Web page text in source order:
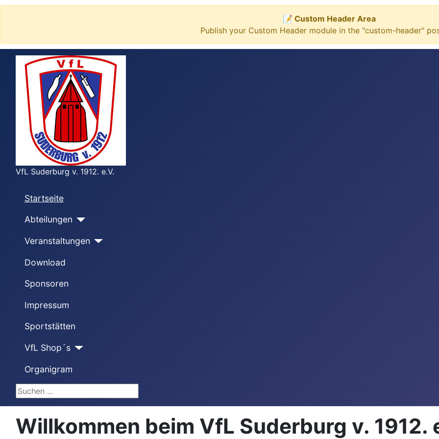
📝 Custom Header Area
Publish your Custom Header module in the "custom-header"
VfL Suderburg v. 1912. e.V.
Startseite
Abteilungen
Veranstaltungen
Download
Sponsoren
Impressum
Sportstätten
VfL Shop´s
Organigram
Suchen ...
Willkommen beim VfL Suderburg v. 1912.